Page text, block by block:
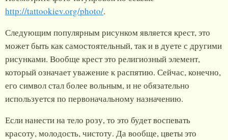
http://tattookiev.org/photo/.
Следующим популярным рисунком является крест, это
может быть как самостоятельный, так и в дуете с другими
рисунками. Вообще крест это религиозный элемент,
который означает уважение к распятию. Сейчас, конечно,
его символ стал более вольным, и не обязательно
используется по первоначальному назначению.
Если нанести на тело розу, то это будет воспевать
красоту, молодость, чистоту. Да вообще, цветы это